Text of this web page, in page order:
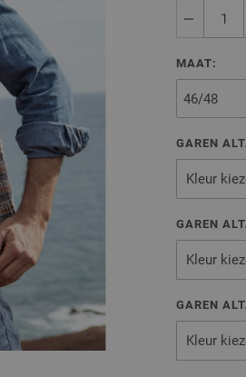
MAAT:
GAREN
Kleur
GAREN
Kleur
GAREN
Kleur